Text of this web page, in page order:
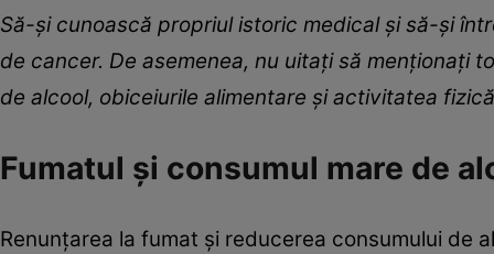
Să-şi cunoască propriul istoric medical şi să-şi
de cancer. De asemenea, nu uitaţi să menţionaţi
de alcool, obiceiurile alimentare şi activitatea
Fumatul şi consumul mare de
Renunţarea la fumat şi reducerea consumului de